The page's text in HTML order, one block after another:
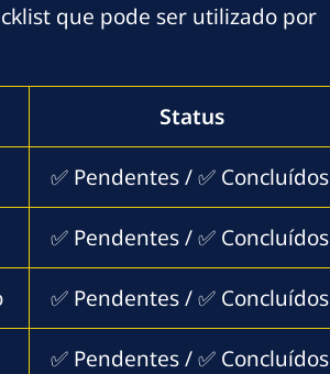
que pode ser utilizado por
Status
✅ Pendentes / ✅ Concluídos
✅ Pendentes / ✅ Concluídos
✅ Pendentes / ✅ Concluídos
✅ Pendentes / ✅ Concluídos